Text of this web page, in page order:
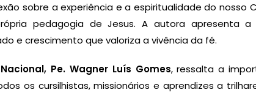
sobre a experiência e a espiritualidade do nosso
pedagogia de Jesus. A autora apresenta a
e crescimento que valoriza a vivência da fé.
Pe. Wagner Luís Gomes, ressalta a
os cursilhistas, missionários e aprendizes a